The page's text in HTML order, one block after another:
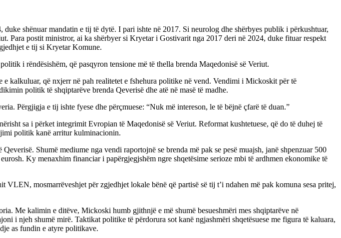
shënuar mandatin e tij të dytë. I pari ishte në 2017. Si neurolog dhe shërbyes publik i përkushtuar,
Para postit ministror, ai ka shërbyer si Kryetar i Gostivarit nga 2017 deri në 2024, duke fituar respekt
e tij si Kryetar Komune.
i rëndësishëm, që pasqyron tensione më të thella brenda Maqedonisë së Veriut.
kalkuluar, që nxjerr në pah realitetet e fshehura politike në vend. Vendimi i Mickoskit për të
politik të shqiptarëve brenda Qeverisë dhe atë në masë të madhe.
Përgjigja e tij ishte fyese dhe përçmuese: “Nuk më intereson, le të bëjnë çfarë të duan.”
sa i përket integrimit Evropian të Maqedonisë së Veriut. Reformat kushtetuese, që do të duhej të
politik kanë arritur kulminacionin.
Shumë mediume nga vendi raportojnë se brenda më pak se pesë muajsh, janë shpenzuar 500
Ky menaxhim financiar i papërgjegjshëm ngre shqetësime serioze mbi të ardhmen ekonomike të
mosmarrëveshjet për zgjedhjet lokale bënë që partisë së tij t’i ndahen më pak komuna sesa pritej,
Me kalimin e ditëve, Mickoski humb gjithnjë e më shumë besueshmëri mes shqiptarëve në
i njeh shumë mirë. Taktikat politike të përdorura sot kanë ngjashmëri shqetësuese me figura të kaluara,
as fundin e atyre politikave.